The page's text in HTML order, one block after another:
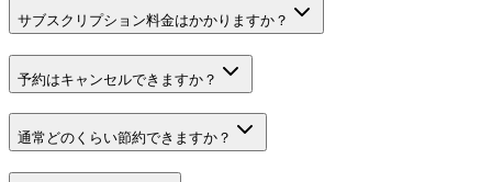
サブスクリプション料金はかかりますか？
予約はキャンセルできますか？
通常どのくらい節約できますか？